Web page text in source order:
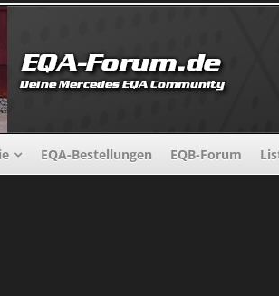
EQA-Bestellungen EQB-Forum